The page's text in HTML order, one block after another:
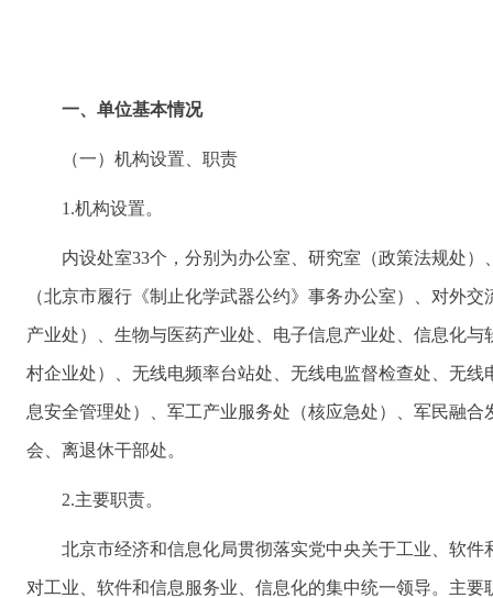
一、单位基本情况
（一）机构设置、职责
1.机构设置。
内设处室33个，分别为办公室、研究室（政策法规处
（北京市履行《制止化学武器公约》事务办公室）、对外
产业处）、生物与医药产业处、电子信息产业处、信息化
村企业处）、无线电频率台站处、无线电监督检查处、无
息安全管理处）、军工产业服务处（核应急处）、军民融
会、离退休干部处。
2.主要职责。
北京市经济和信息化局贯彻落实党中央关于工业、软
对工业、软件和信息服务业、信息化的集中统一领导。主